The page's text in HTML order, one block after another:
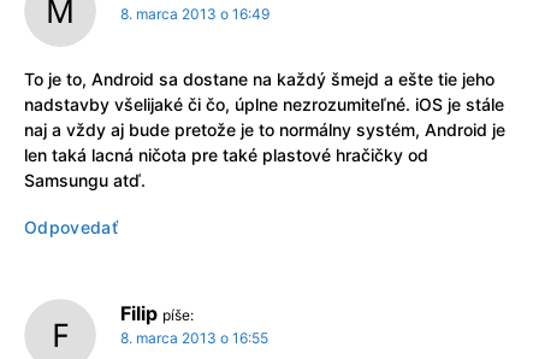
8. marca 2013 o 16:49
To je to, Android sa dostane na každý šmejd a ešte tie jeho
nadstavby všelijaké či čo, úplne nezrozumiteľné. iOS je stále
naj a vždy aj bude pretože je to normálny systém, Android je
len taká lacná ničota pre také plastové hračičky od
Samsungu atď.
Odpovedať
Filip píše:
8. marca 2013 o 16:55